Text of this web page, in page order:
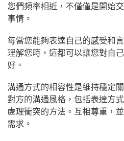
您們頻率相近，不僅僅是開始
事情。
每當您能夠表達自己的感受和
理解您時，這都可以讓您對自
好。
溝通方式的相容性是維持穩定
對方的溝通風格，包括表達方
處理衝突的方法。互相尊重，
需求。